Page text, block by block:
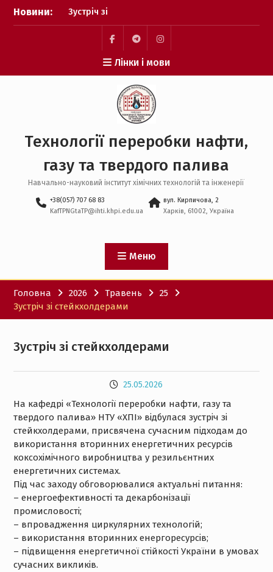
Перейти
Новини:
Зустріч зі
стейкхолдерами
Профорієнтаційна
зустріч з абітурієнтами,
що проживають у
Німеччині в ТУ м.
Профорієнтаційна
робота в комунальному
закладі “Подвірський
ліцей” Солоницівської
селищної ради
Захист кваліфікаційних
магістерських робіт
facebooktelegramПункт
меню
Лінки і мови
Технології переробки нафти,
газу та твердого палива
Навчально-науковий інститут хімічних технологій та інженерії
+38(057) 707 68 83
KafTPNGtaTP@ihti.khpi.edu.ua
вул. Кирпичова, 2
Харків, 61002, Україна
Меню
Головна 2026 Травень
25
Зустріч зі стейкхолдерами
Зустріч зі стейкхолдерами
25.05.2026
На кафедрі «Технології переробки нафти, газу та
твердого палива» НТУ «ХПІ» відбулася зустріч зі
стейкхолдерами, присвячена сучасним підходам до
використання вторинних енергетичних ресурсів
коксохімічного виробництва у резильєнтних
енергетичних системах.
Під час заходу обговорювалися актуальні питання:
– енергоефективності та декарбонізації
промисловості;
– впровадження циркулярних технологій;
– використання вторинних енергоресурсів;
– підвищення енергетичної стійкості України в умовах
сучасних викликів.